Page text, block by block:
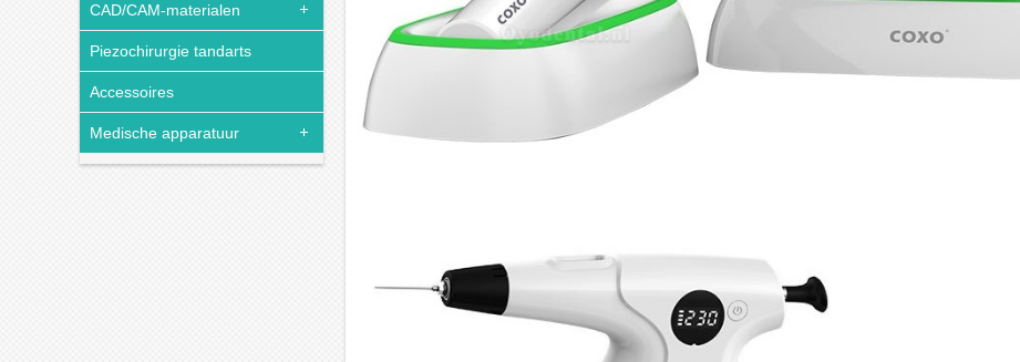
CAD/CAM-materialen
Piezochirurgie tandarts
Accessoires
Medische apparatuur